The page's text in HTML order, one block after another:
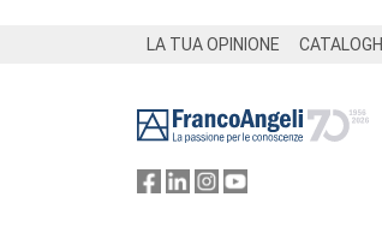
LA TUA OPINIONE CATALOGHI